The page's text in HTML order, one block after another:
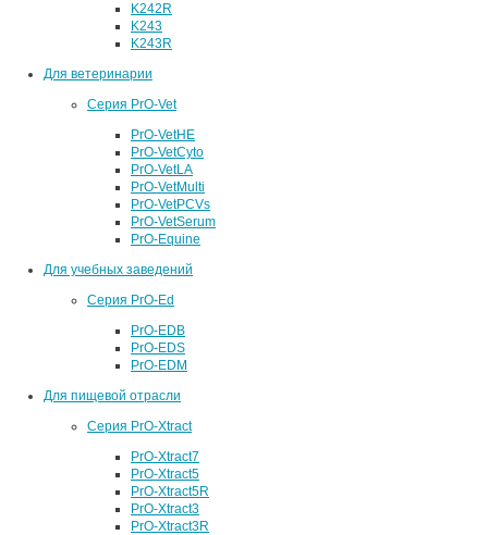
K242R
K243
K243R
Для ветеринарии
Серия PrO-Vet
PrO-VetHE
PrO-VetCyto
PrO-VetLA
PrO-VetMulti
PrO-VetPCVs
PrO-VetSerum
PrO-Equine
Для учебных заведений
Серия PrO-Ed
PrO-EDB
PrO-EDS
PrO-EDM
Для пищевой отрасли
Серия PrO-Xtract
PrO-Xtract7
PrO-Xtract5
PrO-Xtract5R
PrO-Xtract3
PrO-Xtract3R